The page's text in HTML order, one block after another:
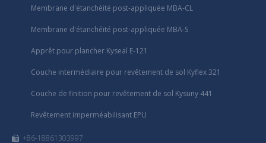
Membrane d'étanchéité post-appliquée MBA-CL
Membrane d'étanchéité post-appliquée MBA-S
Apprêt pour plancher Kyseal E-121
Couche intermédiaire pour revêtement de sol Kyflex 321
Couche de finition pour revêtement de sol Kysuny 441
Revêtement imperméabilisant EPU
 +86-18861303997